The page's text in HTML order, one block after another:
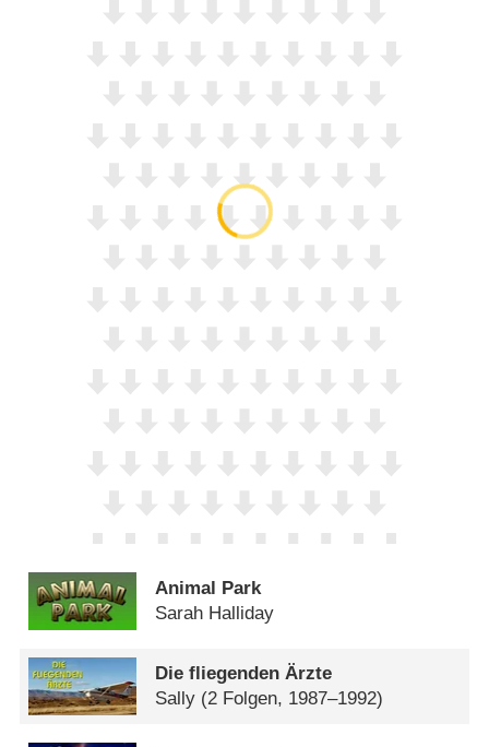
Animal Park
Sarah Halliday
Die fliegenden Ärzte
Sally (2 Folgen, 1987–1992)